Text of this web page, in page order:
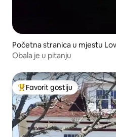
Početna stranica u mjestu
o
Obala je u pitanju
Glavni favorit gostiju
Favorit gostiju